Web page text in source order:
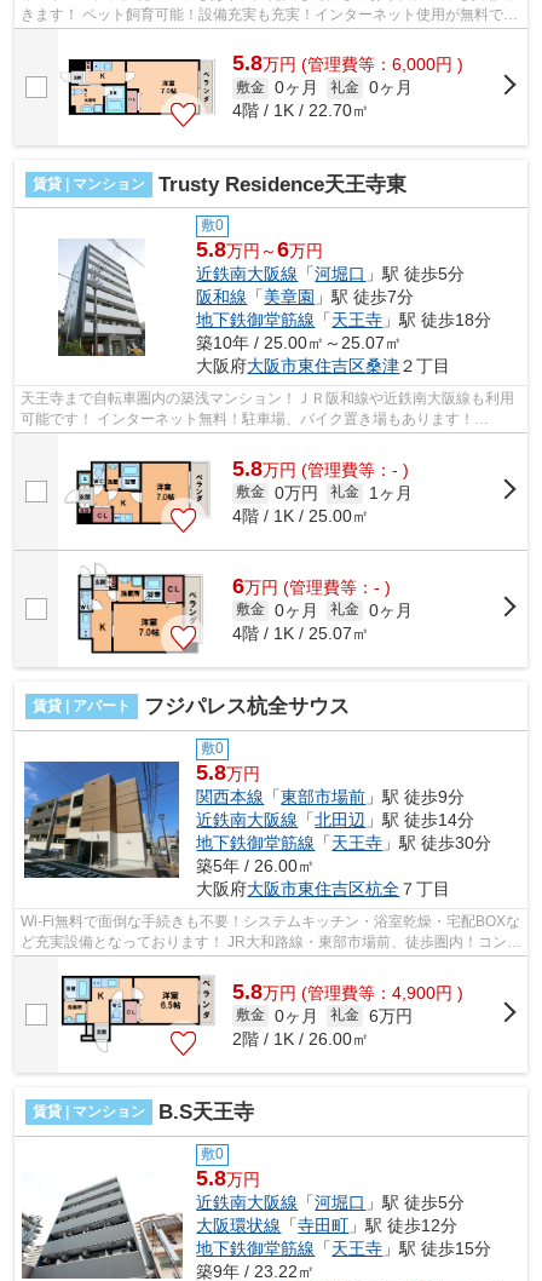
きます！ ペット飼育可能！設備充実も充実！インターネット使用が無料で
す！ ■□■□■□■□■□■□■□■□■□■□■□■□■□■□■...
5.8万円 (管理費等：6,000円 )
敷金 0ヶ月 礼金 0ヶ月
4階 / 1K / 22.70㎡
賃貸 | マンション Trusty Residence天王寺東
敷0
5.8万円～6万円
近鉄南大阪線 「河堀口 」駅 徒歩5分
阪和線 「美章園 」駅 徒歩7分
地下鉄御堂筋線 「天王寺 」駅 徒歩18分
築10年 / 25.00㎡～25.07㎡
大阪府大阪市東住吉区桑津２丁目
天王寺まで自転車圏内の築浅マンション！ＪＲ阪和線や近鉄南大阪線も利用
可能です！ インターネット無料！駐車場、バイク置き場もあります！
■□■□■□■□■□■□■□■□■□■□■□■□■□■□■□■□■□■□■...
5.8万円 (管理費等：- )
敷金 0万円 礼金
1ヶ月
4階 / 1K / 25.00㎡
6万円 (管理費等：- )
敷金 0ヶ月 礼金 0ヶ月
4階 / 1K / 25.07㎡
賃貸 | アパート フジパレス杭全サウス
敷0
5.8万円
関西本線 「東部市場前 」駅 徒歩9分
近鉄南大阪線 「北田辺 」駅 徒歩14分
地下鉄御堂筋線 「天王寺 」駅 徒歩30分
築5年 / 26.00㎡
大阪府大阪市東住吉区杭全 ７丁目
Wi-Fi無料で面倒な手続きも不要！システムキッチン・浴室乾燥・宅配BOXな
ど充実設備となっております！ JR大和路線・東部市場前、徒歩圏内！コンビ
5.8万円 (管理費等：4,900円 )
敷金 0ヶ月 礼金 6万円
2階 / 1K / 26.00㎡
賃貸 | マンション B.S天王寺
敷0
5.8万円
近鉄南大阪線 「河堀口 」駅 徒歩5分
大阪環状線 「寺田町 」駅 徒歩12分
地下鉄御堂筋線 「天王寺 」駅 徒歩15分
築9年 / 23.22㎡